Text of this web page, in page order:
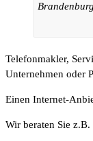
Telefonmakler,
Unternehmen oder
Einen Internet-
Wir beraten Sie z.B.